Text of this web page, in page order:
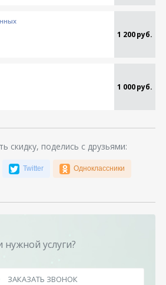
1 200 руб.
1 000 руб.
скидку, поделись с друзьями:
Twitter Одноклассники
услуги?
ЗАКАЗАТЬ ЗВОНОК